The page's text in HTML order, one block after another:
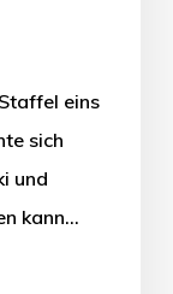
eins
sich
und
kann…